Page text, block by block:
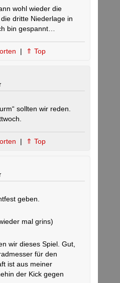
wohl wieder die
dritte Niederlage in
bin gespannt…
| ⇑ Top
sollten wir reden.
| ⇑ Top
geben.
mal grins)
wir dieses Spiel. Gut,
für den
ist aus meiner
der Kick gegen